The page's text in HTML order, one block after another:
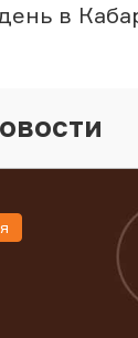
в